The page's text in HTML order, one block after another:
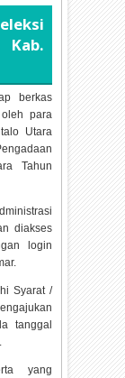
Kab.
berkas
para
Utara
Tahun
diakses
login
Syarat /
tanggal
.
yang